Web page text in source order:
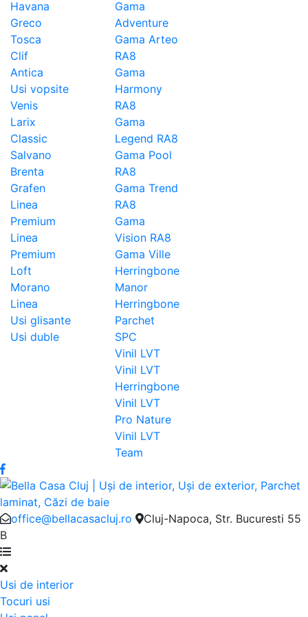
Havana
Greco
Tosca
Clif
Antica
Usi vopsite
Venis
Larix
Classic
Salvano
Brenta
Grafen
Linea
Premium
Linea
Premium
Loft
Morano
Linea
Usi glisante
Usi duble
Gama
Adventure
Gama Arteo
RA8
Gama
Harmony
RA8
Gama
Legend RA8
Gama Pool
RA8
Gama Trend
RA8
Gama
Vision RA8
Gama Ville
Herringbone
Manor
Herringbone
Parchet
SPC
Vinil LVT
Vinil LVT
Herringbone
Vinil LVT
Pro Nature
Vinil LVT
Team
office@bellacasacluj.ro
Cluj-Napoca, Str. Bucuresti 55
B
Usi de interior
Tocuri usi